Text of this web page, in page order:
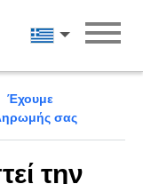
Ελληνικά
Έχουμε
σας
την